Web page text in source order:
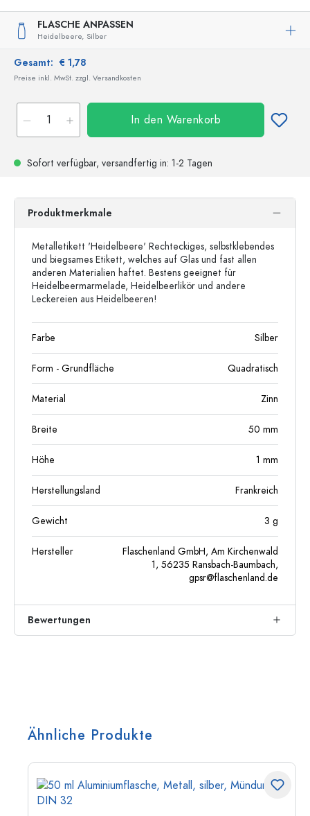
FLASCHE ANPASSEN
Heidelbeere, Silber
Gesamt: € 1,78
Preise inkl. MwSt. zzgl. Versandkosten
In den Warenkorb
Sofort verfügbar, versandfertig in: 1-2 Tagen
Produktmerkmale
Metalletikett 'Heidelbeere' Rechteckiges, selbstklebendes
und biegsames Etikett, welches auf Glas und fast allen
anderen Materialien haftet. Bestens geeignet für
Heidelbeermarmelade, Heidelbeerlikör und andere
Leckereien aus Heidelbeeren!
Farbe Silber
Form - Grundfläche Quadratisch
Material Zinn
Breite 50 mm
Höhe 1 mm
Herstellungsland Frankreich
Gewicht 3 g
Hersteller
Flaschenland GmbH, Am Kirchenwald
1, 56235 Ransbach-Baumbach,
gpsr@flaschenland.de
Bewertungen
Ähnliche Produkte